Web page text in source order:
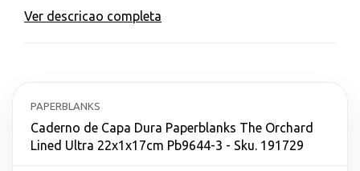
Ver descricao completa
PAPERBLANKS
Caderno de Capa Dura Paperblanks The Orchard
Lined Ultra 22x1x17cm Pb9644-3 - Sku. 191729